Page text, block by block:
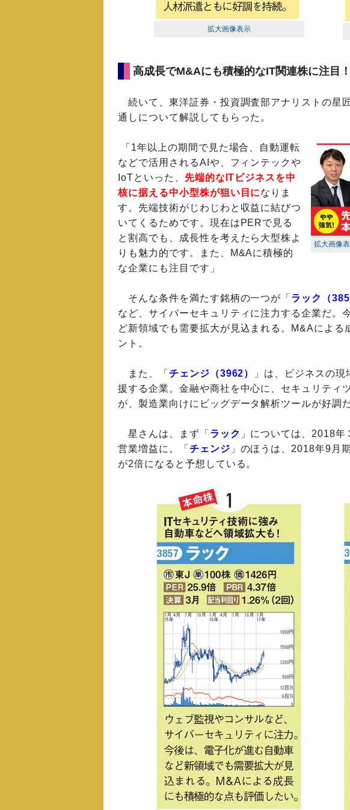
拡大画像表示
高成長でM&Aにも積極的なIT関連株に注目！
続いて、東洋証券・投資調査部アナリストの星
通しについて解説してもらった。
拡大画像
「1年以上の期間で見た場合、自動運転
などで活用されるAIや、フィンテックや
IoTといった、 先端的なITビジネスを中
核に据える中小型株が狙い目になりま
す。先端技術がじわじわと収益に結びつ
いてくるためです。現在はPERで見る
と割高でも、成長性を考えたら大型株よ
りも魅力的です。また、M&Aに積極的
な企業にも注目です」
そんな条件を満たす銘柄の一つが「 ラック（
など、サイバーセキュリティに注力する企業だ。
ど新領域でも需要拡大が見込まれる。M&Aによる
ント。
また、「 チェンジ（3962）
」は、ビジネスの
援する企業。金融や商社を中心に、セキュリティ
が、製造業向けにビッグデータ解析ツールが好調だ
星さんは、まず「 ラック 」については、2018
営業増益に。「 チェンジ 」のほうは、2018年9月
が2倍になると予想している。